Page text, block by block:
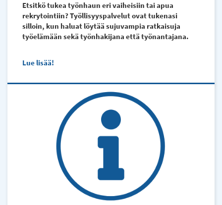
Etsitkö tukea työnhaun eri vaiheisiin tai apua
rekrytointiin? Työllisyyspalvelut ovat tukenasi
silloin, kun haluat löytää sujuvampia ratkaisuja
työelämään sekä työnhakijana että työnantajana.
Lue lisää